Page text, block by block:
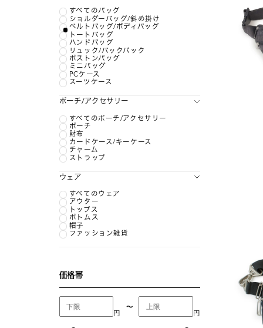
すべてのバッグ
ショルダーバッグ/斜め掛け
ベルトバッグ/ボディバッグ
トートバッグ
ハンドバッグ
リュック/バックパック
ボストンバッグ
ミニバッグ
PCケース
スーツケース
ポーチ/アクセサリー
すべてのポーチ/アクセサリー
ポーチ
財布
カードケース/キーケース
チャーム
ストラップ
ウェア
すべてのウェア
アウター
トップス
ボトムス
帽子
ファッション雑貨
価格帯
円
〜
円